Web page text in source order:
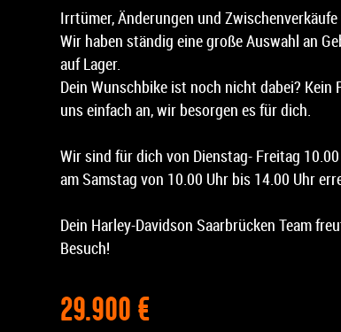
Irrtümer, Änderungen und Zwischenverkäufe
Wir haben ständig eine große Auswahl an
auf Lager.
Dein Wunschbike ist noch nicht dabei? Kein
uns einfach an, wir besorgen es für dich.
Wir sind für dich von Dienstag- Freitag
am Samstag von 10.00 Uhr bis 14.00 Uhr
Dein Harley-Davidson Saarbrücken Team
Besuch!
29.900 €